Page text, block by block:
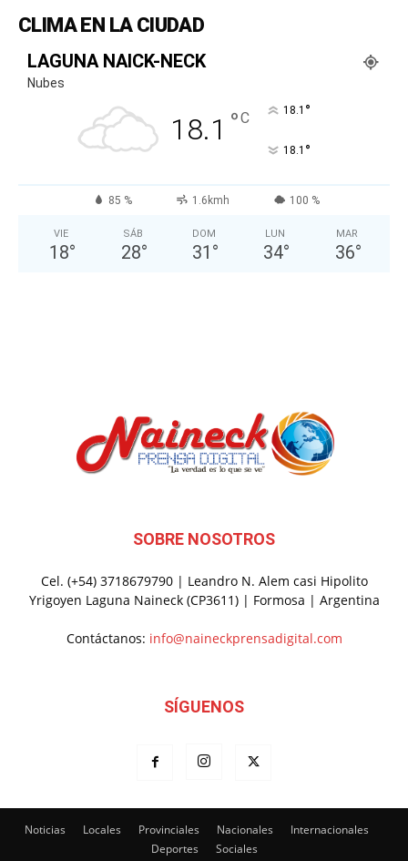
CLIMA EN LA CIUDAD
LAGUNA NAICK-NECK
Nubes
18.1 °C 18.1 °
18.1 °
85 % 1.6kmh 100 %
VIE
18°
SÁB
28°
DOM
31 °
LUN
34°
MAR
36°
SOBRE NOSOTROS
Cel. (+54) 3718679790 | Leandro N. Alem casi Hipolito
Yrigoyen Laguna Naineck (CP3611) | Formosa | Argentina
Contáctanos: info@naineckprensadigital.com
SÍGUENOS
Noticias Locales Provinciales Nacionales
Internacionales
Deportes
Sociales